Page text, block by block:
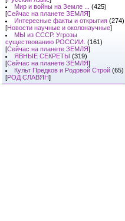
Мир и войны на Земле ...
(425)
[Сейчас на планете ЗЕМЛЯ]
Интересные факты и открытия (274)
[Новости научные и околонаучные]
МЫ из СССР. Угрозы
существованию РОССИИ. (161)
[Сейчас на планете ЗЕМЛЯ]
ЯВНЫЕ СЕКРЕТЫ (319)
[Сейчас на планете ЗЕМЛЯ]
Культ Предков и Родовой Строй (65)
[РОД СЛАВЯН]